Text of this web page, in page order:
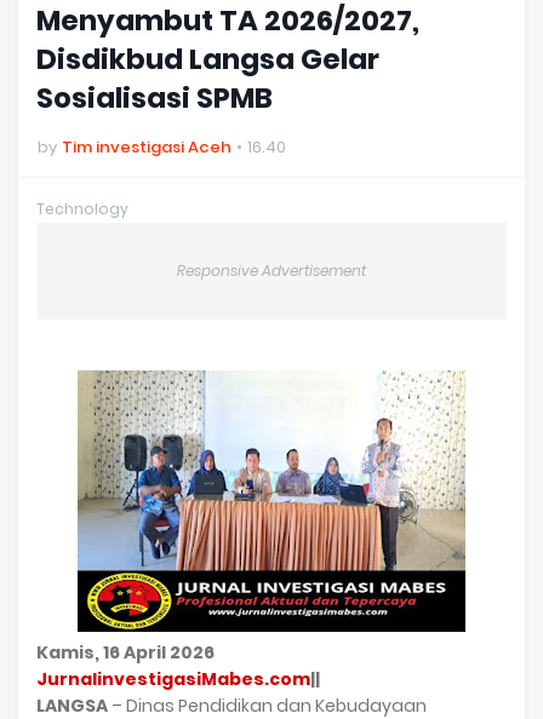
Menyambut TA 2026/2027,
Disdikbud Langsa Gelar
Sosialisasi SPMB
by Tim investigasi Aceh 16.40
Technology
Responsive Advertisement
Kamis, 16 April 2026
JurnalinvestigasiMabes.com||
LANGSA – Dinas Pendidikan dan Kebudayaan